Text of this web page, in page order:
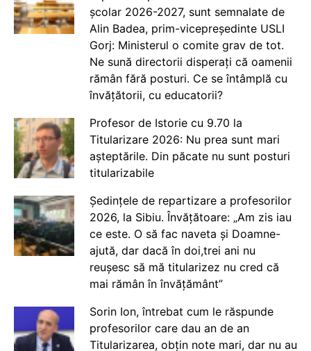
școlar 2026-2027, sunt semnalate de
Alin Badea, prim-vicepreședinte USLI
Gorj: Ministerul o comite grav de tot.
Ne sună directorii disperați că oamenii
rămân fără posturi. Ce se întâmplă cu
învățătorii, cu educatorii?
Profesor de Istorie cu 9.70 la
Titularizare 2026: Nu prea sunt mari
așteptările. Din păcate nu sunt posturi
titularizabile
Ședințele de repartizare a profesorilor
2026, la Sibiu. Învățătoare: „Am zis iau
ce este. O să fac naveta și Doamne-
ajută, dar dacă în doi,trei ani nu
reușesc să mă titularizez nu cred că
mai rămân în învățământ”
Sorin Ion, întrebat cum le răspunde
profesorilor care dau an de an
Titularizarea, obțin note mari, dar nu au